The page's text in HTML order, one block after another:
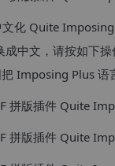
化 Quite
成中文，请按如下
Imposing Plus 语